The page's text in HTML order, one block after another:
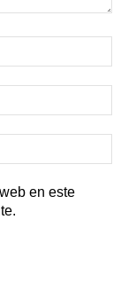
en este